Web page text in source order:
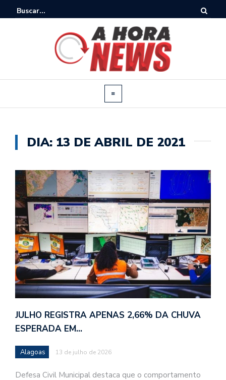
DIA: 13 DE ABRIL DE 2021
JULHO REGISTRA APENAS 2,66% DA CHUVA
ESPERADA EM…
Alagoas 13 de julho de 2026
Defesa Civil Municipal destaca que o comportamento